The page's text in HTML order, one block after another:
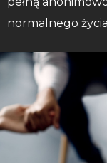
normalnego